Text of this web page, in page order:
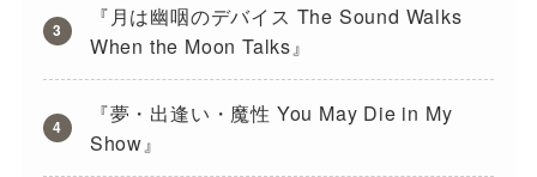
『月は幽咽のデバイス The Sound Walks
When the Moon Talks』
『夢・出逢い・魔性 You May Die in My
Show』